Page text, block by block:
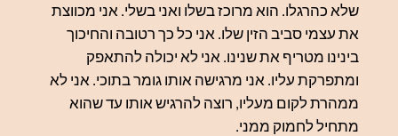
שלא כהרגלו. הוא מרוכז בשלו ואני בשלי. אני מכווצת
את עצמי סביב הזין שלו. אני כל כך רטובה והחיכוך
בינינו מטריף את שנינו. אני לא יכולה להתאפק
ומתפרקת עליו. אני מרגישה אותו גומר בתוכי. אני לא
ממהרת לקום מעליו, רוצה להרגיש אותו עד שהוא
מתחיל לחמוק ממני.